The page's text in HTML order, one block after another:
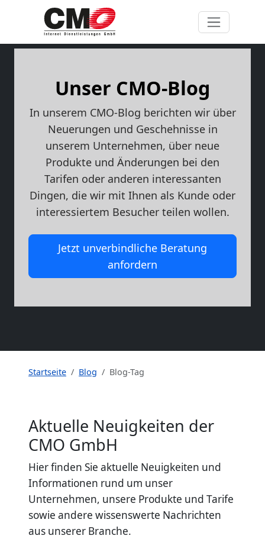
Unser CMO-Blog
In unserem CMO-Blog berichten wir über
Neuerungen und Geschehnisse in
unserem Unternehmen, über neue
Produkte und Änderungen bei den
Tarifen oder anderen interessanten
Dingen, die wir mit Ihnen als Kunde oder
interessiertem Besucher teilen wollen.
Jetzt unverbindliche Beratung
anfordern
Startseite Blog Blog-Tag
Aktuelle Neuigkeiten der
CMO GmbH
Hier finden Sie aktuelle Neuigkeiten und
Informationen rund um unser
Unternehmen, unsere Produkte und Tarife
sowie andere wissenswerte Nachrichten
aus unserer Branche.